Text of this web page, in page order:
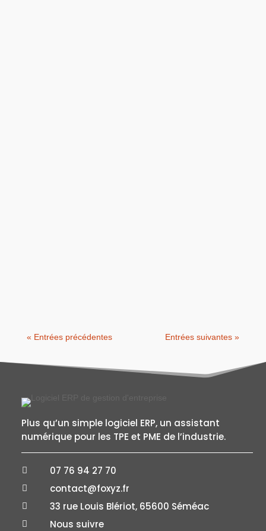
« Entrées précédentes Entrées suivantes »
Plus qu’un simple logiciel ERP, un assistant
numérique pour les TPE et PME de l’industrie.
 07 76 94 27 70
 contact@foxyz.fr
 33 rue Louis Blériot, 65600 Séméac
 Nous suivre